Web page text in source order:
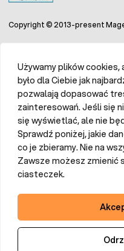
Copyright © 2013-present
Używamy plików
było dla Ciebie jak
pozwalają dopasować
zainteresowań. Jeśli się
się wyświetlać, ale nie
Sprawdź poniżej, jakie
co je zbieramy. Nie na
Zawsze możesz zmienić
ciasteczek.